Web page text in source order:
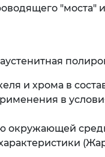
"моста"
и хрома в
в
окружающей